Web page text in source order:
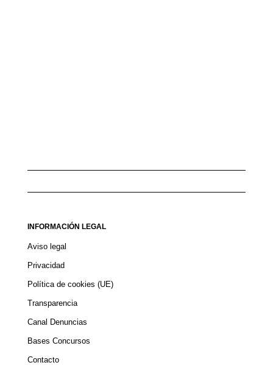
INFORMACIÓN LEGAL
Aviso legal
Privacidad
Política de cookies (UE)
Transparencia
Canal Denuncias
Bases Concursos
Contacto